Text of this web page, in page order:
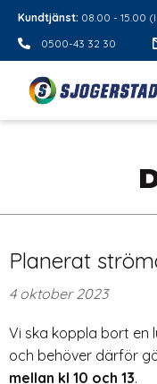
Kundtjänst: 08.00 - 15.00
0500-43 32 30
Planerat
4 oktober 2023
Vi ska koppla bort en
och behöver därför
mellan kl 10 och 13.